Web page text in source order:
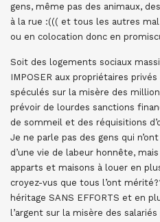
gens, même pas des animaux,
à la rue :((( et tous les autres
ou en colocation donc en
Soit des logements sociaux
IMPOSER aux propriétaires
spéculés sur la misère des
prévoir de lourdes sanctions
de sommeil et des réquisitions
Je ne parle pas des gens qui
d’une vie de labeur honnête,
apparts et maisons à louer en
croyez-vus que tous l’ont
héritage SANS EFFORTS et en
l’argent sur la misère des